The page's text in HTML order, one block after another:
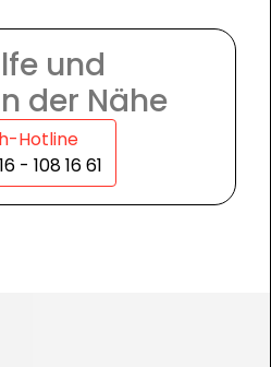
und
der Nähe
Hotline
- 108 16 61